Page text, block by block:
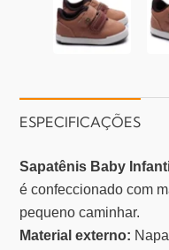
ESPECIFICAÇÕES
Sapatênis Baby
é confeccionado com
pequeno caminhar.
Material externo: Napa